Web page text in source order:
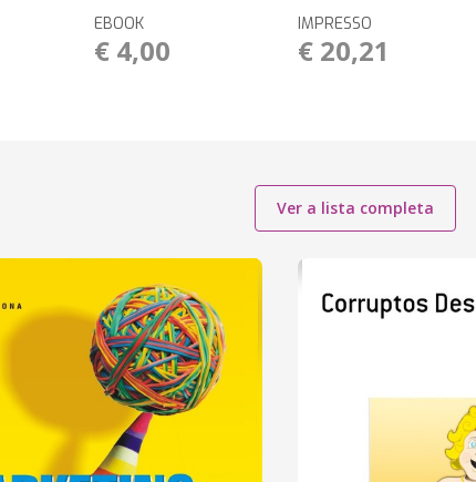
EBOOK
€ 4,00
IMPRESSO
€ 20,21
Ver a lista completa